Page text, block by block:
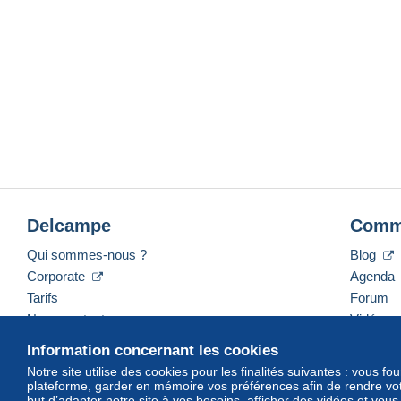
Information concernant les cookies
Notre site utilise des cookies pour les finalités suivantes : vous
plateforme, garder en mémoire vos préférences afin de rendre
Delcampe
Qui sommes-nous ?
Corporate
Tarifs
Nous contacter
Blog
Agenda
Forum
Vidéos
Français USD America/Indiana/Vevay